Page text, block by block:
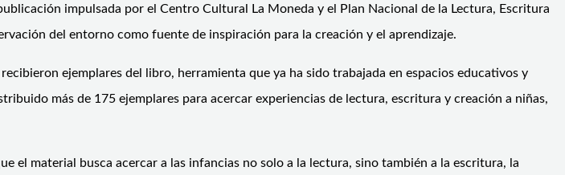
impulsada por el Centro Cultural La Moneda y el Plan Nacional de la Lectura, Escritura
del entorno como fuente de inspiración para la creación y el aprendizaje.
ejemplares del libro, herramienta que ya ha sido trabajada en espacios educativos y
más de 175 ejemplares para acercar experiencias de lectura, escritura y creación a niñas,
el material busca acercar a las infancias no solo a la lectura, sino también a la escritura, la